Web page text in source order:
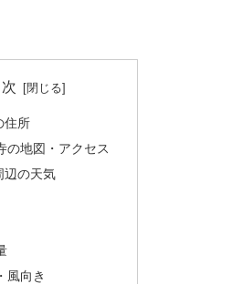
次
住所
の地図・アクセス
辺の天気
風向き